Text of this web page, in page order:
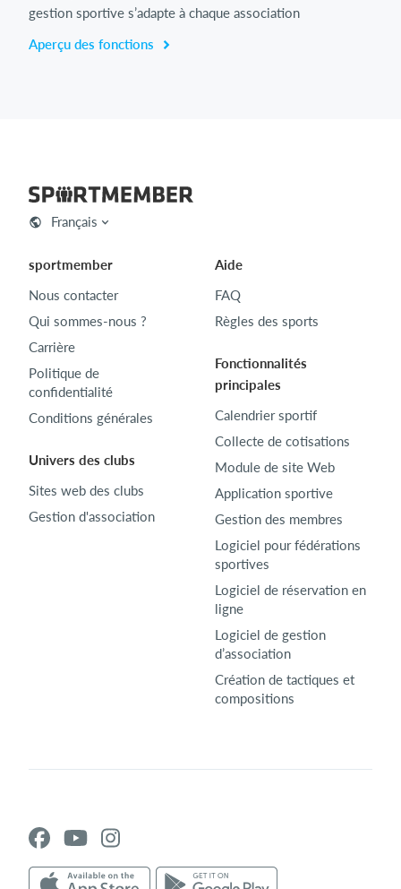
gestion sportive s’adapte à chaque association
Aperçu des fonctions
Français
sportmember
Nous contacter
Qui sommes-nous ?
Carrière
Politique de
confidentialité
Conditions générales
Univers des clubs
Sites web des clubs
Gestion d'association
Aide
FAQ
Règles des sports
Fonctionnalités
principales
Calendrier sportif
Collecte de cotisations
Module de site Web
Application sportive
Gestion des membres
Logiciel pour fédérations
sportives
Logiciel de réservation en
ligne
Logiciel de gestion
d’association
Création de tactiques et
compositions